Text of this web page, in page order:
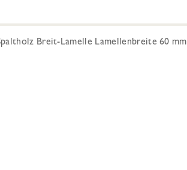
Breit-Lamelle Lamellenbreite 60 mm